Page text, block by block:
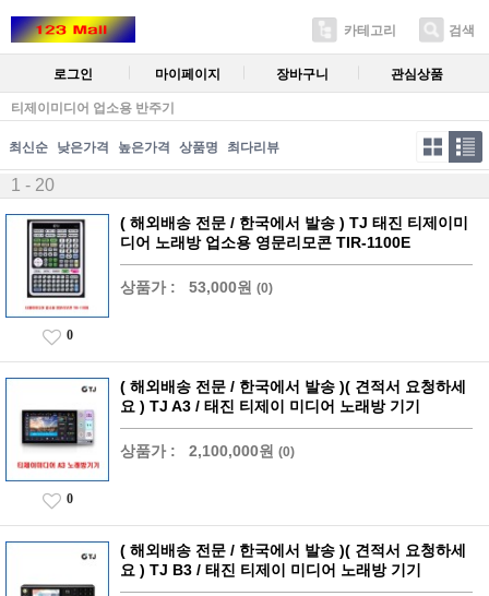
카테고리 검색
로그인 마이페이지 장바구니 관심상품
티제이미디어 업소용 반주기
최신순 낮은가격 높은가격 상품명 최다리뷰
1 - 20
( 해외배송 전문 / 한국에서 발송 ) TJ 태진 티제이미
디어 노래방 업소용 영문리모콘 TIR-1100E
상품가 : 53,000원 (0)
0
( 해외배송 전문 / 한국에서 발송 )( 견적서 요청하세
요 ) TJ A3 / 태진 티제이 미디어 노래방 기기
상품가 : 2,100,000원 (0)
0
( 해외배송 전문 / 한국에서 발송 )( 견적서 요청하세
요 ) TJ B3 / 태진 티제이 미디어 노래방 기기